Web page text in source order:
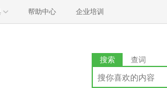
帮助中心 企业培训
搜索 查词